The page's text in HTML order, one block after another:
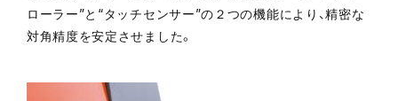
ローラー”と“タッチセンサー”の２つの機能により、精密な
対角精度を安定させました。